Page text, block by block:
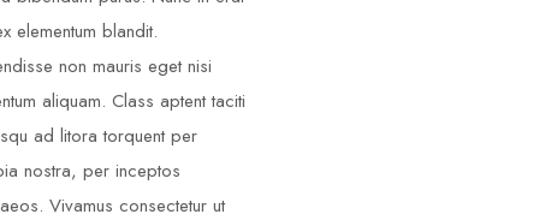
elementum blandit.
non mauris eget nisi
aliquam. Class aptent taciti
ad litora torquent per
nostra, per inceptos
Vivamus consectetur ut